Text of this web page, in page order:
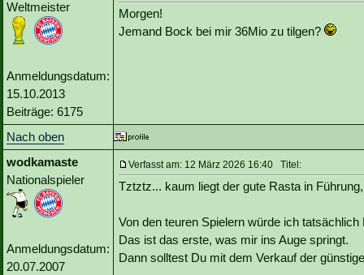
Weltmeister
Anmeldungsdatum:
15.10.2013
Beiträge: 6175
Morgen!
Jemand Bock bei mir 36Mio zu tilgen?
Nach oben
wodkamaste
Nationalspieler
Anmeldungsdatum:
20.07.2007
Verfasst am: 12 März 2026 16:40 Titel:
Tztztz... kaum liegt der gute Rasta in
Von den teuren Spielern würde ich
Das ist das erste, was mir ins Auge springt.
Dann solltest Du mit dem Verkauf der